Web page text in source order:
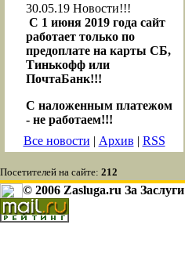
30.05.19 Новости!!!
С 1 июня 2019 года сайт
работает только по
предоплате на карты СБ,
Тинькофф или
ПочтаБанк!!!
С наложенным платежом
- не работаем!!!
Все новости | Архив | RSS
Посетителей на сайте: 212
© 2006 Zasluga.ru За Заслуги